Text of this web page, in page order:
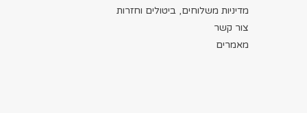
מדיניות משלוחים, ביטולים וחזרות
צור קשר
מאמרים